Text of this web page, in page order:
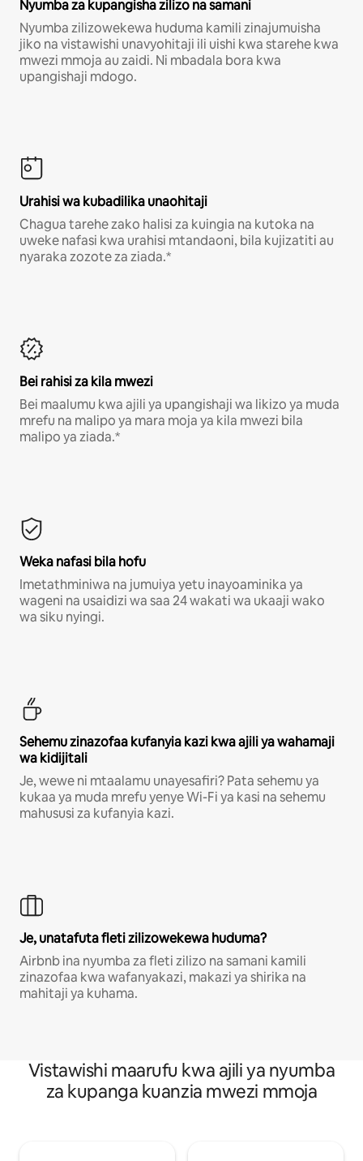
Nyumba za kupangisha zilizo na samani
Nyumba zilizowekewa huduma kamili zinajumuisha
jiko na vistawishi unavyohitaji ili uishi kwa starehe kwa
mwezi mmoja au zaidi. Ni mbadala bora kwa
upangishaji mdogo.
Urahisi wa kubadilika unaohitaji
Chagua tarehe zako halisi za kuingia na kutoka na
uweke nafasi kwa urahisi mtandaoni, bila kujizatiti au
nyaraka zozote za ziada.*
Bei rahisi za kila mwezi
Bei maalumu kwa ajili ya upangishaji wa likizo ya muda
mrefu na malipo ya mara moja ya kila mwezi bila
malipo ya ziada.*
Weka nafasi bila hofu
Imetathminiwa na jumuiya yetu inayoaminika ya
wageni na usaidizi wa saa 24 wakati wa ukaaji wako
wa siku nyingi.
Sehemu zinazofaa kufanyia kazi kwa ajili ya wahamaji
wa kidijitali
Je, wewe ni mtaalamu unayesafiri? Pata sehemu ya
kukaa ya muda mrefu yenye Wi-Fi ya kasi na sehemu
mahususi za kufanyia kazi.
Je, unatafuta fleti zilizowekewa huduma?
Airbnb ina nyumba za fleti zilizo na samani kamili
zinazofaa kwa wafanyakazi, makazi ya shirika na
mahitaji ya kuhama.
Vistawishi maarufu kwa ajili ya nyumba
za kupanga kuanzia mwezi mmoja